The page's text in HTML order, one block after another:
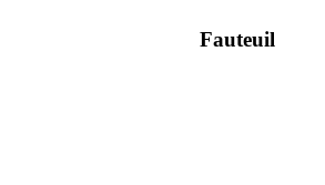
Fauteuil